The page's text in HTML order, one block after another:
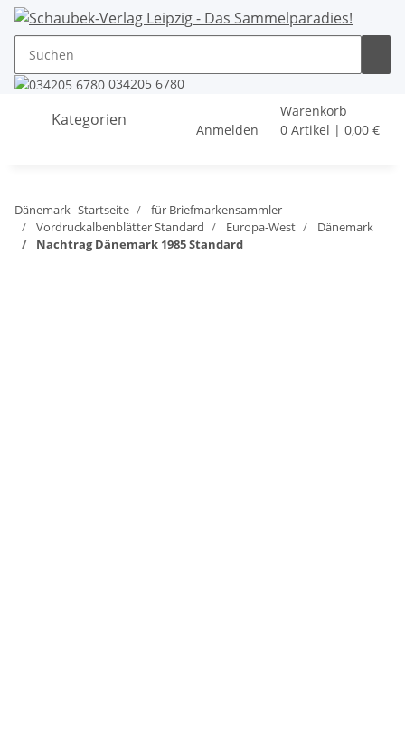
034205 6780
Kategorien
Anmelden
Warenkorb
0 Artikel | 0,00 €
Dänemark Startseite
für Briefmarkensammler
Vordruckalbenblätter Standard
Europa-West
Dänemark
Nachtrag Dänemark 1985 Standard